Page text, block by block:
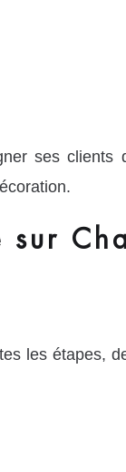
ses clients
sur
les étapes,